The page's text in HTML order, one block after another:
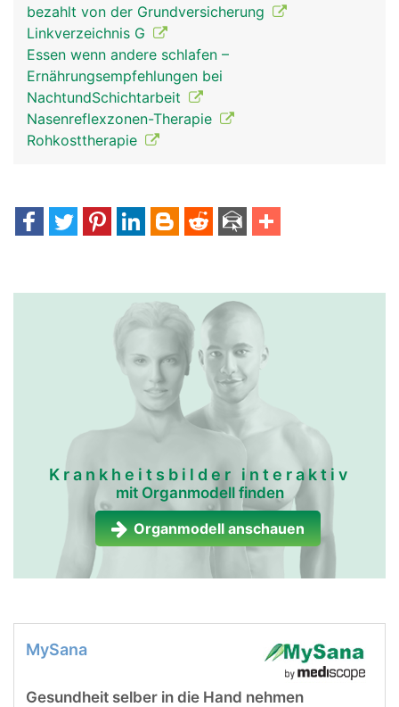
bezahlt von der Grundversicherung
Linkverzeichnis G
Essen wenn andere schlafen –
Ernährungsempfehlungen bei
NachtundSchichtarbeit
Nasenreflexzonen-Therapie
Rohkosttherapie
Krankheitsbilder interaktiv
mit Organmodell finden
Organmodell anschauen
MySana
Gesundheit selber in die Hand nehmen